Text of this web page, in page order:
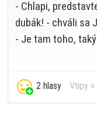
- Chlapi,
dubák! - chváli sa
- Je tam toho,
2 hlasy Vtipy »